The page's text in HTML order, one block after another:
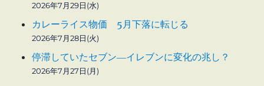
2026年7月29日(水)
カレーライス物価 5月下落に転じる
2026年7月28日(火)
停滞していたセブン―イレブンに変化の兆し？
2026年7月27日(月)